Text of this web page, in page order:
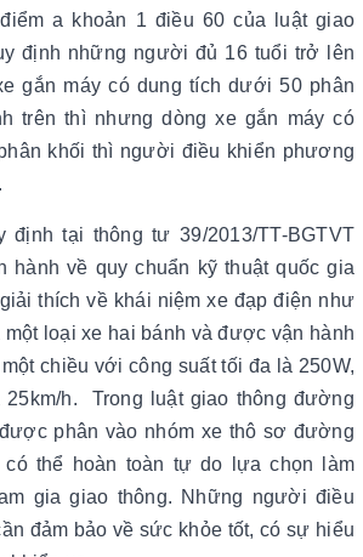
a khoản 1 điều 60 của luật giao
định những người đủ 16 tuổi trở lên
gắn máy có dung tích dưới 50 phân
trên thì nhưng dòng xe gắn máy có
khối thì người điều khiển phương
định tại thông tư 39/2013/TT-BGTVT
hành về quy chuẩn kỹ thuật quốc gia
thích về khái niệm xe đạp điện như
loại xe hai bánh và được vận hành
chiều với công suất tối đa là 250W,
h. Trong luật giao thông đường
phân vào nhóm xe thô sơ đường
thể hoàn toàn tự do lựa chọn làm
gia giao thông. Những người điều
đảm bảo về sức khỏe tốt, có sự hiểu